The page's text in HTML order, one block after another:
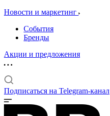
Новости и маркетинг
События
Бренды
Акции и предложения
Подписаться на Telegram-канал